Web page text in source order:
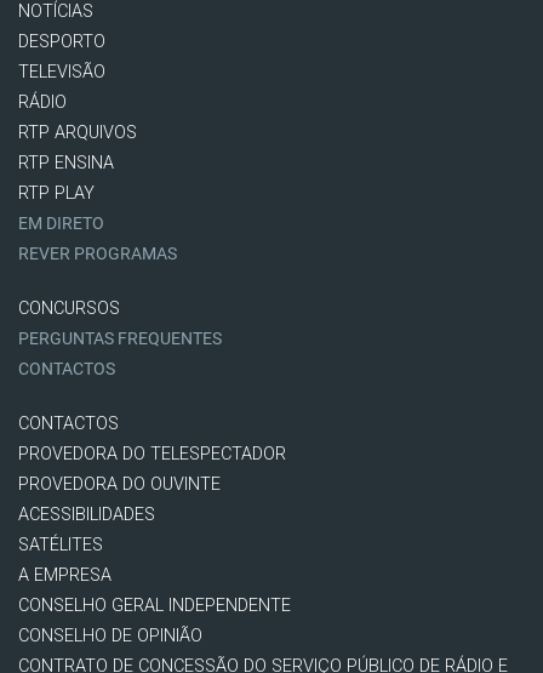
NOTÍCIAS
DESPORTO
TELEVISÃO
RÁDIO
RTP ARQUIVOS
RTP ENSINA
RTP PLAY
EM DIRETO
REVER PROGRAMAS
CONCURSOS
PERGUNTAS FREQUENTES
CONTACTOS
CONTACTOS
PROVEDORA DO TELESPECTADOR
PROVEDORA DO OUVINTE
ACESSIBILIDADES
SATÉLITES
A EMPRESA
CONSELHO GERAL INDEPENDENTE
CONSELHO DE OPINIÃO
CONTRATO DE CONCESSÃO DO SERVIÇO PÚBLICO DE RÁDIO E